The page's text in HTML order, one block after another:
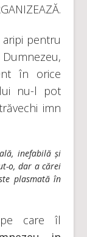
pentru
în orice
nu-l pot
imn
inefabilă şi
o, dar a cărei
plasmată în
pe care îl